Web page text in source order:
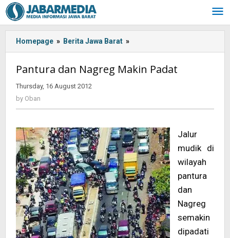
Skip
to
content
Homepage » Berita Jawa Barat »
-:IN-
>Pantura
<!-
-:-
-
>
Pantura dan Nagreg Makin Padat
Thursday, 16 August 2012
by Oban
Jalur
mudik di
wilayah
pantura
dan
Nagreg
semakin
dipadati